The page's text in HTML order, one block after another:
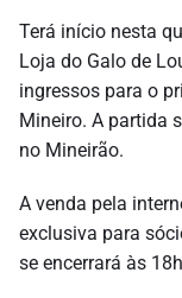
Terá início nesta
Loja do Galo de
ingressos para o
Mineiro. A partida
no Mineirão.
A venda pela
exclusiva para
se encerrará às